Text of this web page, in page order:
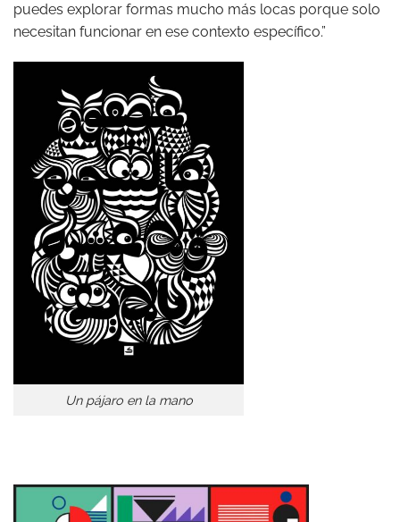
puedes explorar formas mucho más locas porque solo
necesitan funcionar en ese contexto específico.”
Un pájaro en la mano